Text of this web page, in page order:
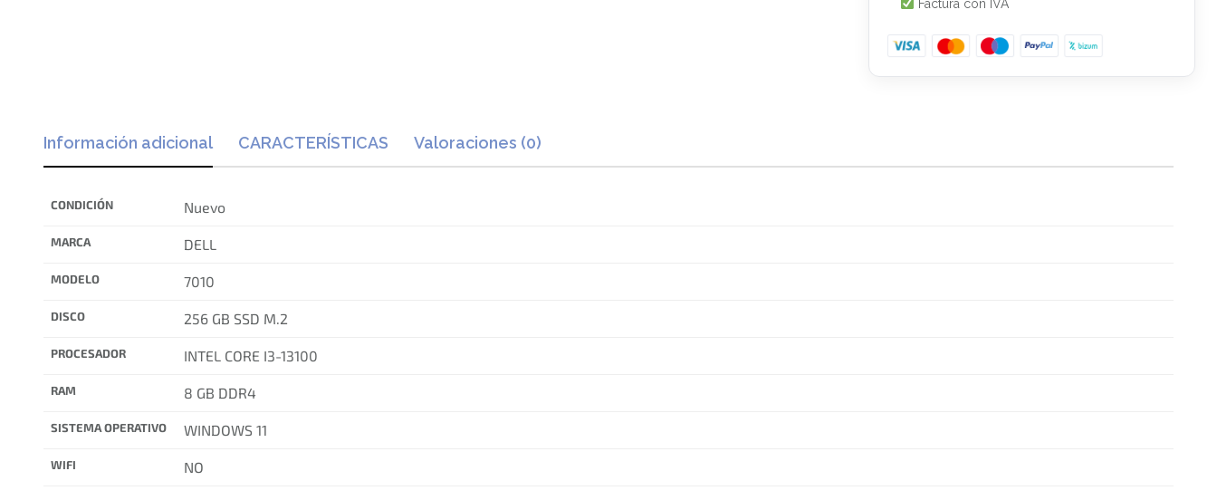
Factura con IVA
Información adicional CARACTERÍSTICAS Valoraciones (0)
CONDICIÓN Nuevo
MARCA DELL
MODELO 7010
DISCO 256 GB SSD M.2
PROCESADOR INTEL CORE I3-13100
RAM 8 GB DDR4
SISTEMA OPERATIVO WINDOWS 11
WIFI NO